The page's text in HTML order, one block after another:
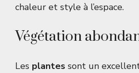
chaleur et style à l’espace.
Végétation
Les plantes sont un